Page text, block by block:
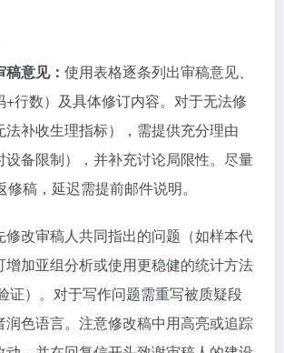
意见： 使用表格逐条列出审稿意见、
+行数）及具体修订内容。对于无法修
法补收生理指标），需提供充分理由
设备限制），并补充讨论局限性。尽量
稿，延迟需提前邮件说明。
修改审稿人共同指出的问题（如样本代
增加亚组分析或使用更稳健的统计方法
证）。对于写作问题需重写被质疑段
润色语言。注意修改稿中用高亮或追踪